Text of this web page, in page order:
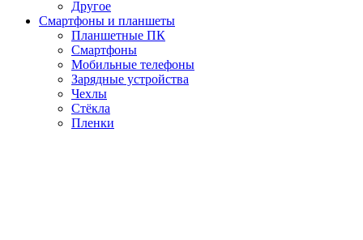
Другое
Смартфоны и планшеты
Планшетные ПК
Смартфоны
Мобильные телефоны
Зарядные устройства
Чехлы
Стёкла
Пленки